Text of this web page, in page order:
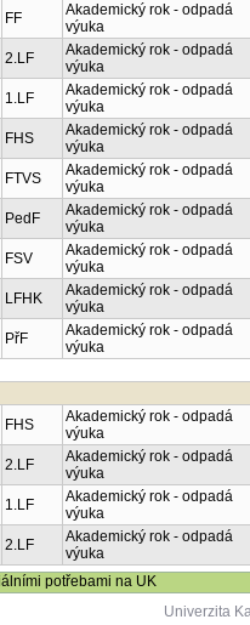
FF
Akademický rok - odpadá
výuka
2.LF
Akademický rok - odpadá
výuka
1.LF
Akademický rok - odpadá
výuka
FHS
Akademický rok - odpadá
výuka
FTVS
Akademický rok - odpadá
výuka
PedF
Akademický rok - odpadá
výuka
FSV
Akademický rok - odpadá
výuka
LFHK
Akademický rok - odpadá
výuka
PřF
Akademický rok - odpadá
výuka
FHS
Akademický rok - odpadá
výuka
2.LF
Akademický rok - odpadá
výuka
1.LF
Akademický rok - odpadá
výuka
2.LF
Akademický rok - odpadá
výuka
potřebami na UK
Univerzita